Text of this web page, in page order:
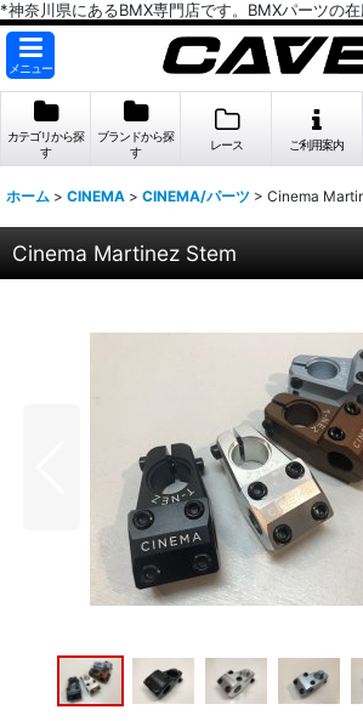
*神奈川県にあるBMX専門店です。BMXパーツの
メニュー
カテゴリから探
す
ブランドから探
す
レース ご利用案内
ホーム > CINEMA > CINEMA/パーツ > Cinema
Cinema Martinez Stem